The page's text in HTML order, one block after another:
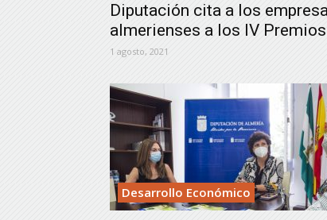
Diputación cita a los
almerienses a los IV Premios
1 agosto, 2021
Desarrollo Económico